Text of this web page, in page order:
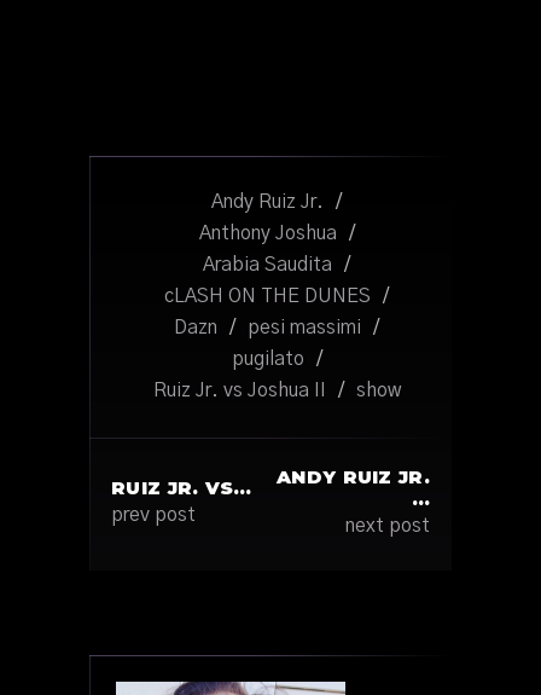
Andy Ruiz Jr.
/
Anthony Joshua
/
Arabia Saudita
/
cLASH ON THE DUNES
/
Dazn
/ pesi massimi
/
pugilato
/
Ruiz Jr. vs Joshua II
/ show
RUIZ JR. VS…
prev post
ANDY RUIZ JR.
…
next post